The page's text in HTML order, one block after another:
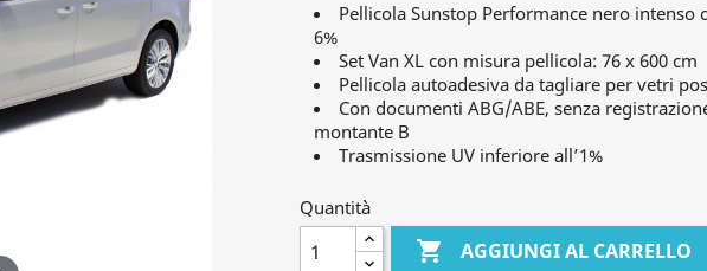
Pellicola Sunstop Performance nero intenso
6%
Set Van XL con misura pellicola: 76 x 600 cm
Pellicola autoadesiva da tagliare per vetri
Con documenti ABG/ABE, senza
montante B
Trasmissione UV inferiore all’1%
Quantità
 AGGIUNGI AL CARRELLO